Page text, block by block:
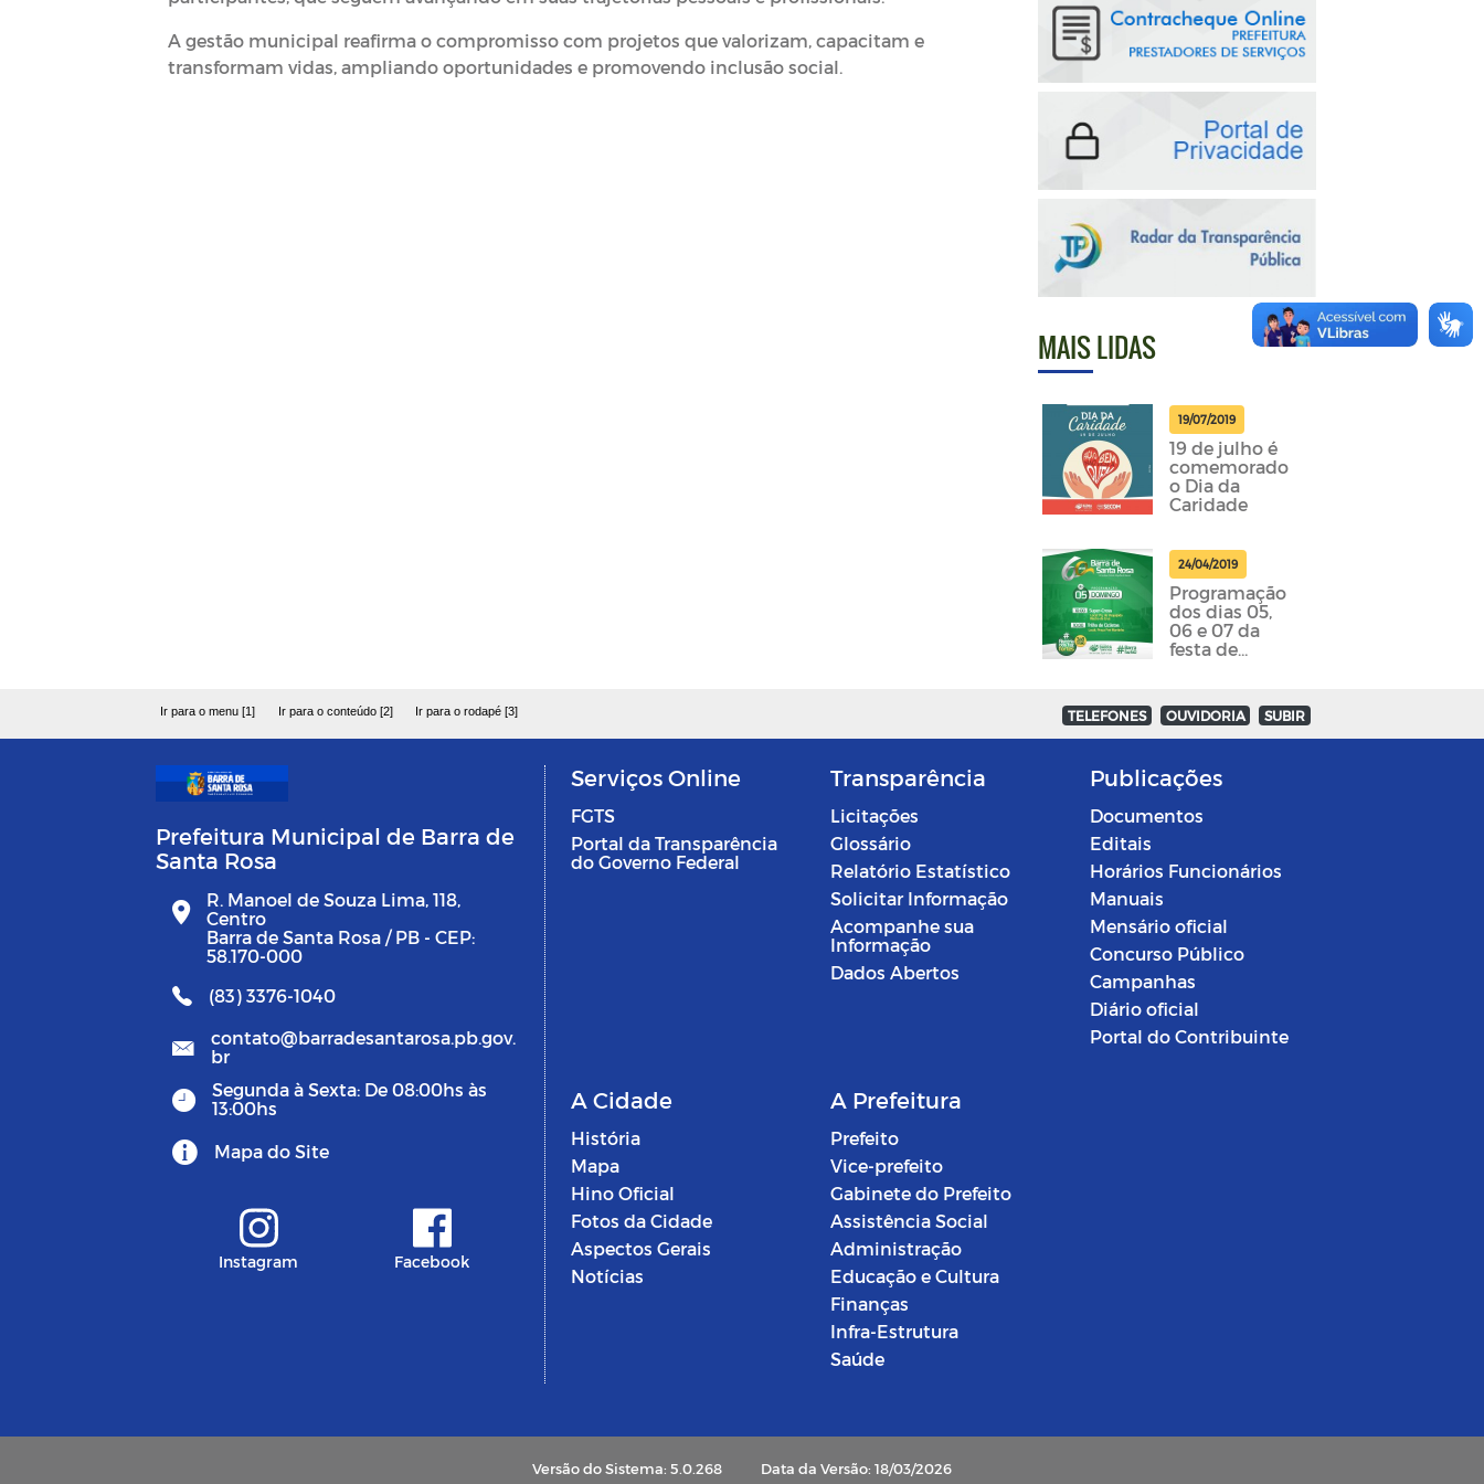
A gestão municipal reafirma o compromisso com projetos que valorizam, capacitam e
transformam vidas, ampliando oportunidades e promovendo inclusão social.
MAIS LIDAS
19/07/2019
19 de julho é
comemorado
o Dia da
Caridade
24/04/2019
Programação
dos dias 05,
06 e 07 da
festa de
foram
divulgadas
Ir para o menu [1] Ir para o conteúdo [2] Ir para o rodapé [3] TELEFONES OUVIDORIA SUBIR
Prefeitura Municipal de Barra de
Santa Rosa
R. Manoel de Souza Lima, 118,
Centro
Barra de Santa Rosa / PB - CEP:
58.170-000
(83) 3376-1040
contato@barradesantarosa.pb.gov.
br
Segunda à Sexta: De 08:00hs às
13:00hs
Mapa do Site
Instagram Facebook
Serviços Online
FGTS
Portal da Transparência
do Governo Federal
Transparência
Licitações
Glossário
Relatório Estatístico
Solicitar Informação
Acompanhe sua
Informação
Dados Abertos
Publicações
Documentos
Editais
Horários Funcionários
Manuais
Mensário oficial
Concurso Público
Campanhas
Diário oficial
Portal do Contribuinte
A Cidade
História
Mapa
Hino Oficial
Fotos da Cidade
Aspectos Gerais
Notícias
A Prefeitura
Prefeito
Vice-prefeito
Gabinete do Prefeito
Assistência Social
Administração
Educação e Cultura
Finanças
Infra-Estrutura
Saúde
Versão do Sistema: 5.0.268 Data da Versão: 18/03/2026